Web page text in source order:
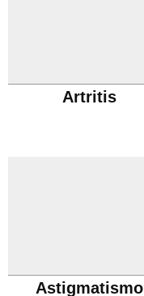
Artritis
Astigmatismo